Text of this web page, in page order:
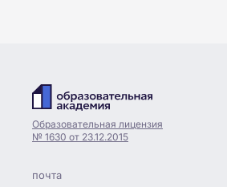
Образовательная лицензия
№ 1630 от 23.12.2015
почта